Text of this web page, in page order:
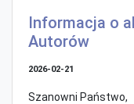
Informacja o
Autorów
2026-02-21
Szanowni Państwo,